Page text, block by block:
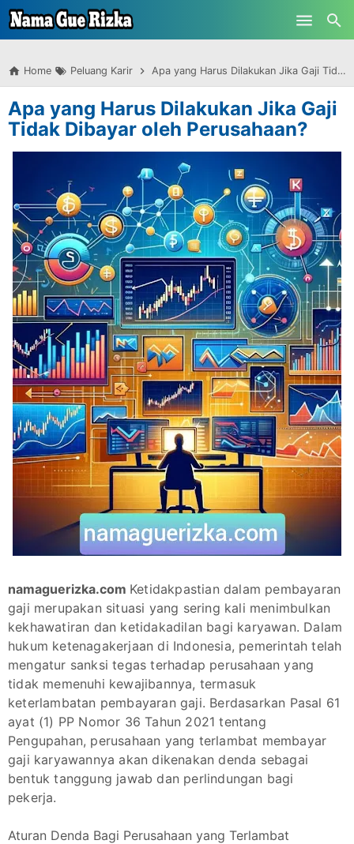
-->
Skip to main content
Home Peluang Karir Apa yang Harus Dilakukan Jika Gaji Tidak Dibayar oleh Perusahaan?
Apa yang Harus Dilakukan Jika Gaji
Tidak Dibayar oleh Perusahaan?
namaguerizka.com Ketidakpastian dalam pembayaran
gaji merupakan situasi yang sering kali menimbulkan
kekhawatiran dan ketidakadilan bagi karyawan. Dalam
hukum ketenagakerjaan di Indonesia, pemerintah telah
mengatur sanksi tegas terhadap perusahaan yang
tidak memenuhi kewajibannya, termasuk
keterlambatan pembayaran gaji. Berdasarkan Pasal 61
ayat (1) PP Nomor 36 Tahun 2021 tentang
Pengupahan, perusahaan yang terlambat membayar
gaji karyawannya akan dikenakan denda sebagai
bentuk tanggung jawab dan perlindungan bagi
pekerja.
Aturan Denda Bagi Perusahaan yang Terlambat